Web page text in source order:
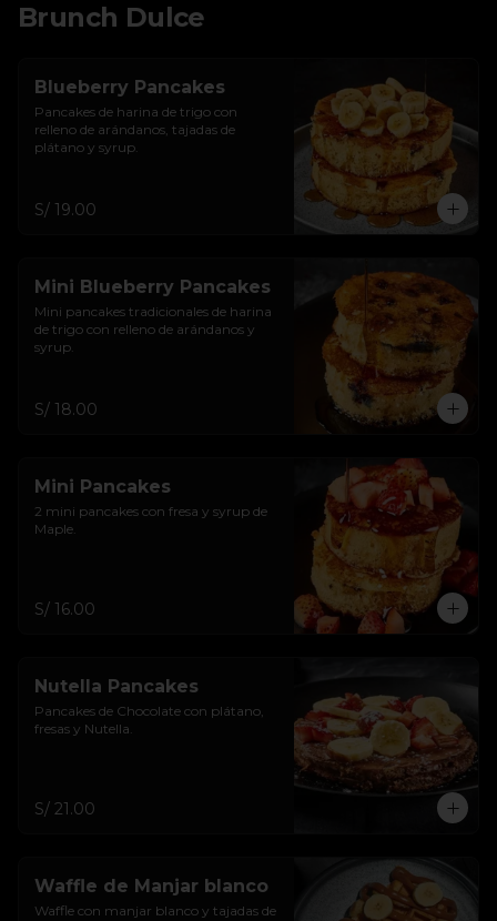
Brunch Dulce
Blueberry Pancakes
Pancakes de harina de trigo con
relleno de arándanos, tajadas de
plátano y syrup.
S/ 19.00
Mini Blueberry Pancakes
Mini pancakes tradicionales de harina
de trigo con relleno de arándanos y
syrup.
S/ 18.00
Mini Pancakes
2 mini pancakes con fresa y syrup de
Maple.
S/ 16.00
Nutella Pancakes
Pancakes de Chocolate con plátano,
fresas y Nutella.
S/ 21.00
Waffle de Manjar blanco
Waffle con manjar blanco y tajadas de